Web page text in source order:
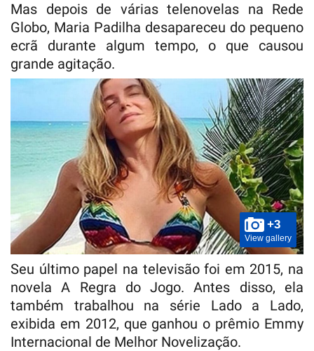
Mas depois de várias telenovelas na Rede
Globo, Maria Padilha desapareceu do pequeno
ecrã durante algum tempo, o que causou
grande agitação.
+3
View gallery
Seu último papel na televisão foi em 2015, na
novela A Regra do Jogo. Antes disso, ela
também trabalhou na série Lado a Lado,
exibida em 2012, que ganhou o prêmio Emmy
Internacional de Melhor Novelização.